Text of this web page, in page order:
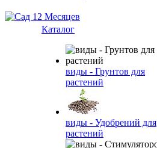
Каталог
виды - Грунтов для
растений
виды - Удобрений для
растений